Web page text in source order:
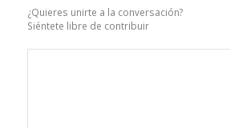
¿Quieres unirte a la conversación?
Siéntete libre de contribuir